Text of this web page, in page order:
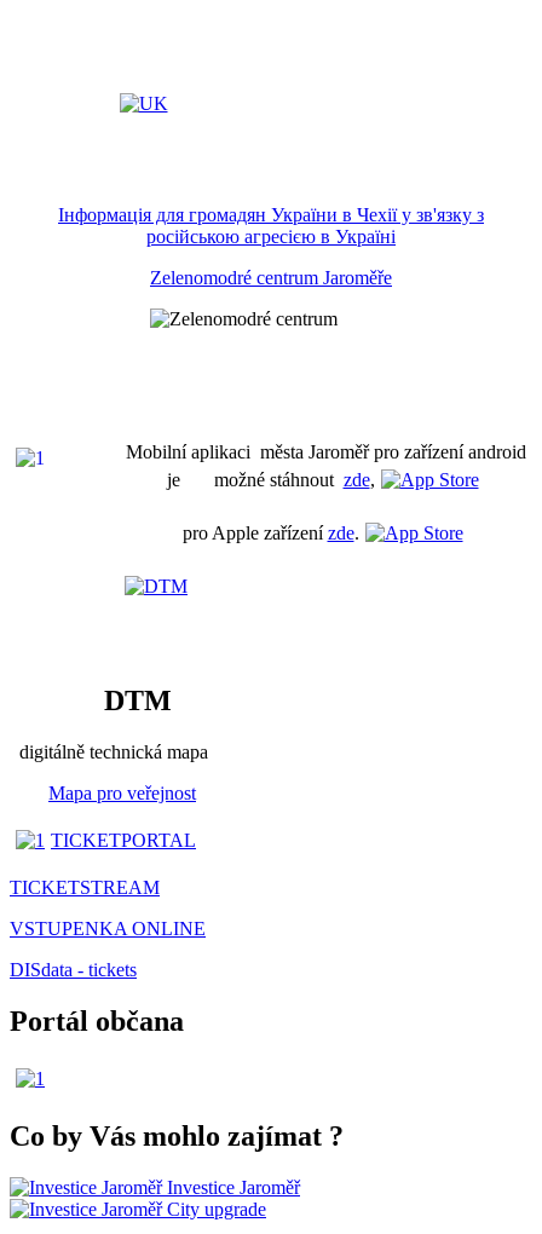
Інформація для громадян України в Чехії у зв'язку з
російською агресією в Україні
Zelenomodré centrum Jaroměře
Mobilní aplikaci města Jaroměř pro zařízení android
je možné stáhnout zde,
pro Apple zařízenízde.
DTM
digitálně technická mapa
Mapa pro veřejnost
TICKETPORTAL
TICKETSTREAM
VSTUPENKA ONLINE
DISdata - tickets
Portál občana
Co by Vás mohlo zajímat ?
Investice Jaroměř
City upgrade